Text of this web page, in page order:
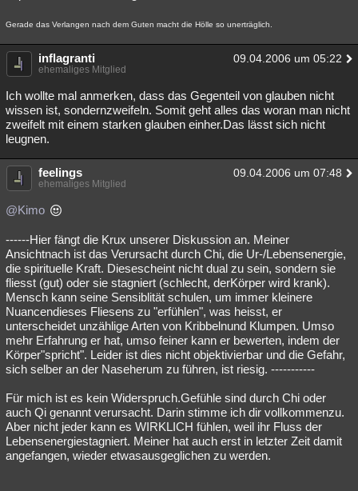
Gerade das Verlangen nach dem Guten macht die Hölle so unerträglich.
inflagranti 09.04.2006 um 05:22
ehemaliges Mitglied
Ich wollte mal anmerken, dass das Gegenteil von glauben nicht
wissen ist, sondernzweifeln. Somit geht alles das woran man nicht
zweifelt mit einem starken glauben einher.Das lässt sich nicht
leugnen.
feelings 09.04.2006 um 07:48
ehemaliges Mitglied
@Kimo
------Hier fängt die Krux unserer Diskussion an. Meiner
Ansichtnach ist das Verursacht durch Chi, die Ur-/Lebensenergie,
die spirituelle Kraft. Diesescheint nicht dual zu sein, sondern sie
fliesst (gut) oder sie stagniert (schlecht, derKörper wird krank).
Mensch kann seine Sensiblität schulen, um immer kleinere
Nuancendieses Fliesens zu "erfühlen", was heisst, er
unterscheidet unzählige Arten von Kribbelnund Klumpen. Umso
mehr Erfahrung er hat, umso feiner kann er bewerten, indem der
Körper"spricht". Leider ist dies nicht objektivierbar und die Gefahr,
sich selber an der Naseherum zu führen, ist riesig. -----------
Für mich ist es kein Widerspruch.Gefühle sind durch Chi oder
auch Qi genannt verursacht. Darin stimme ich dir vollkommenzu.
Aber nicht jeder kann es WIRKLICH fühlen, weil ihr Fluss der
Lebensenergiestagniert. Meiner hat auch erst in letzter Zeit damit
angefangen, wieder etwasausgeglichen zu werden.